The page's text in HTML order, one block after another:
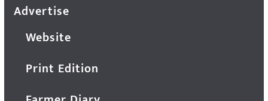
Advertise
Website
Print Edition